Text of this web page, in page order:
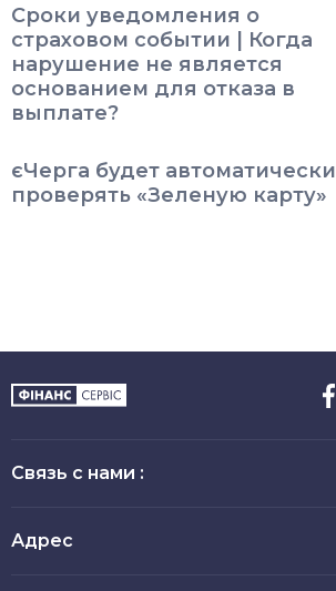
Сроки уведомления о
страховом событии | Когда
нарушение не является
основанием для отказа в
выплате?
єЧерга будет автоматически
проверять «Зеленую карту»
Связь с нами :
Адрес